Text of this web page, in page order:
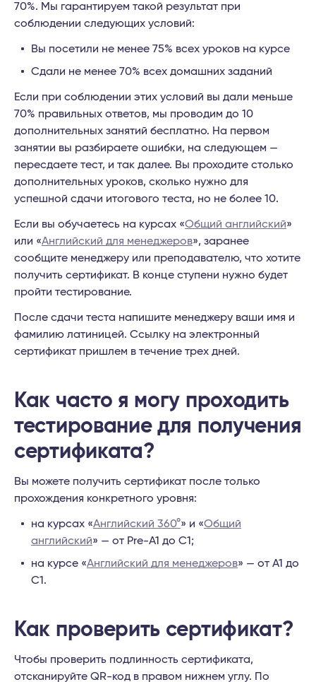
70%. Мы гарантируем такой результат при
соблюдении следующих условий:
Вы посетили не менее 75% всех уроков на курсе
Сдали не менее 70% всех домашних заданий
Если при соблюдении этих условий вы дали меньше
70% правильных ответов, мы проводим до 10
дополнительных занятий бесплатно. На первом
занятии вы разбираете ошибки, на следующем —
пересдаете тест, и так далее. Вы проходите столько
дополнительных уроков, сколько нужно для
успешной сдачи итогового теста, но не более 10.
Если вы обучаетесь на курсах «Общий английский»
или «Английский для менеджеров», заранее
сообщите менеджеру или преподавателю, что хотите
получить сертификат. В конце ступени нужно будет
пройти тестирование.
После сдачи теста напишите менеджеру ваши имя и
фамилию латиницей. Ссылку на электронный
сертификат пришлем в течение трех дней.
Как часто я могу проходить
тестирование для получения
сертификата?
Вы можете получить сертификат после только
прохождения конкретного уровня:
на курсах «Английский 360°» и «Общий
английский» — от Pre-A1 до C1;
на курсе «Английский для менеджеров» — от A1 до
С1.
Как проверить сертификат?
Чтобы проверить подлинность сертификата,
отсканируйте QR-код в правом нижнем углу. По